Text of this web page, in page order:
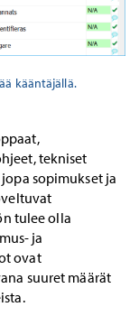
kääntäjällä.
tekniset
sopimukset ja
tulee olla
ja
ovat
suuret määrät